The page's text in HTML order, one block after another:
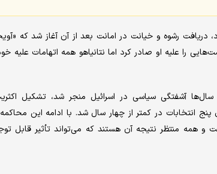
در سال ۲۰۲۰ با اتهام فساد، دریافت رشوه و خیانت در امانت بعد از آن
صهیونیستی اواخر ۲۰۱۹ کیفرخواست‌هایی را علیه او صادر کرد اما نتانیاهو همه
آشفتگی سیاسی در اسرائیل منجر شد، تشکیل
پنج انتخابات در کمتر از چهار سال شد. با ادامه این
و همه منتظر نتیجه آن هستند که می‌تواند تأثیر قابل